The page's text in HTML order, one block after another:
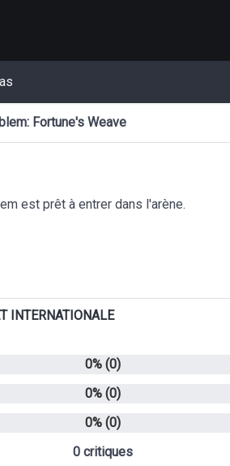
Fortune's Weave
est prêt à entrer dans l'arène.
INTERNATIONALE
0% (0)
0% (0)
0% (0)
0 critiques